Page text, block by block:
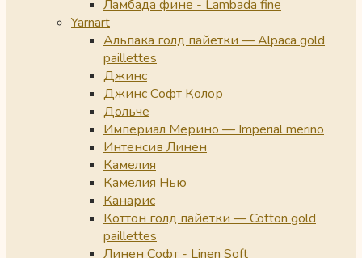
Ламбада фине - Lambada fine
Yarnart
Альпака голд пайетки — Alpaca gold
paillettes
Джинс
Джинс Софт Колор
Дольче
Империал Мерино — Imperial merino
Интенсив Линен
Камелия
Камелия Нью
Канарис
Коттон голд пайетки — Cotton gold
paillettes
Линен Софт - Linen Soft